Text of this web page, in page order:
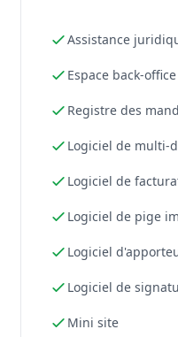
Assistance
Espace back-
Registre des
Logiciel de multi-
Logiciel de
Logiciel de pige
Logiciel
Logiciel de
Mini site